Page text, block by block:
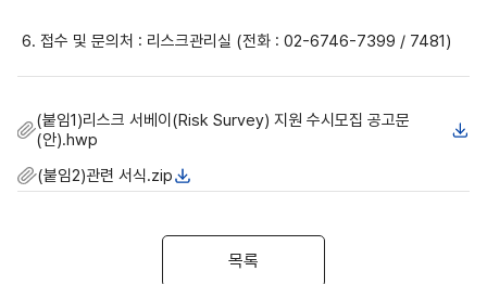
6. 접수 및 문의처 : 리스크관리실 (전화 : 02-6746-7399 / 7481)
(붙임1)리스크 서베이(Risk Survey) 지원 수시모집 공고문
(안).hwp
(붙임2)관련 서식.zip
목록